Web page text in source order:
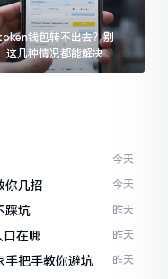
钱包转不出去？别
这几种情况都能解决
今天
你几招 今天
踩坑 昨天
在哪 昨天
把手教你避坑 昨天